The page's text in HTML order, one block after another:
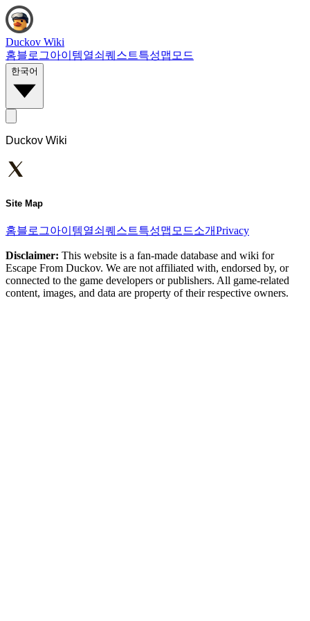
Duckov Wiki
홈블로그아이템열쇠 퀘스트특성맵 모드
한국어
Duckov Wiki
Site Map
홈블로그아이템열쇠 퀘스트특성맵 모드소개Privacy
Disclaimer: This website is a fan-made database and wiki for
Escape From Duckov. We are not affiliated with, endorsed by, or
connected to the game developers or publishers. All game-related
content, images, and data are property of their respective owners.